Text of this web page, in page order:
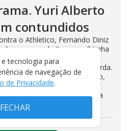
Yuri Alberto
contundidos
o Athletico, Fernando Diniz
na arena de Itaquera. E tinha
e era possível ver a areia
forte fisgada na coxa esquerda.
O medo é de estiramento,
Ele e Ladyad devem
domingo, pela Copa
tecnologia para
de navegação de
de Privacidade.
FECHAR